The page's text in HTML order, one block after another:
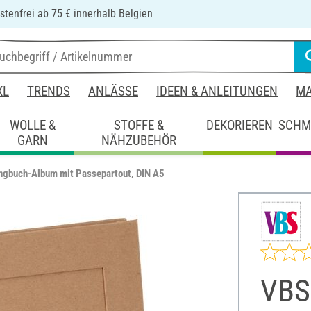
ab 75 € innerhalb Belgien
TRENDS ANLÄSSE IDEEN & ANLEITUNGEN
WOLLE &
GARN
STOFFE &
NÄHZUBEHÖR
DEKORIEREN
Album mit Passepartout, DIN A5